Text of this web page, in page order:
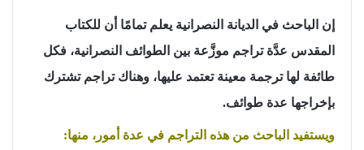
إن الباحث في الديانة النصرانية يعلم تمامًا أن للكتاب
المقدس عدَّة تراجم موزَّعة بين الطوائف النصرانية، فكل
طائفة لها ترجمة معينة تعتمد عليها، وهناك تراجم تشترك
بإخراجها عدة طوائف.
ويستفيد الباحث من هذه التراجم في عدة أمور، منها: